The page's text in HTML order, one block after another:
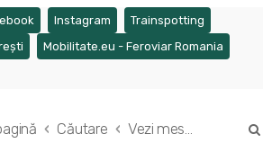
a new tab)(Opens a new tab)
Instagram (Opens a new tab)
Trainspotting
(Opens a new tab)
Mobilitate.eu - Feroviar Romania
Căutare Vezi mesaje fără răspuns